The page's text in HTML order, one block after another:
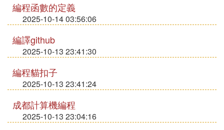
編程函數的定義
2025-10-14 03:56:06
編譯github
2025-10-13 23:41:30
編程貓扣子
2025-10-13 23:41:24
成都計算機編程
2025-10-13 23:04:16